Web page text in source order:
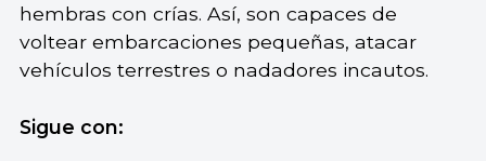
hembras con crías. Así, son capaces de
voltear embarcaciones pequeñas, atacar
vehículos terrestres o nadadores incautos.
Sigue con: